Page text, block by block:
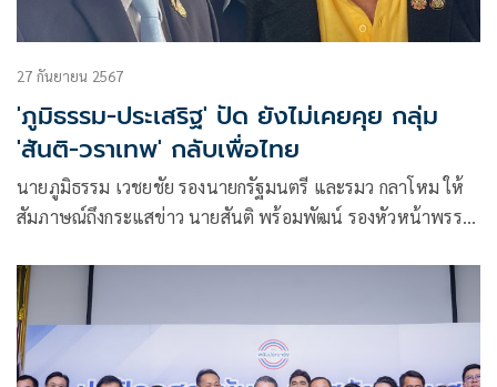
27 กันยายน 2567
'ภูมิธรรม-ประเสริฐ' ปัด ยังไม่เคยคุย กลุ่ม
'สันติ-วราเทพ' กลับเพื่อไทย
นายภูมิธรรม เวชยชัย รองนายกรัฐมนตรี และรมว กลาโหม ให้
สัมภาษณ์ถึงกระแสข่าว นายสันติ พร้อมพัฒน์ รองหัวหน้าพรรค
พรรคพลังประชารัฐ